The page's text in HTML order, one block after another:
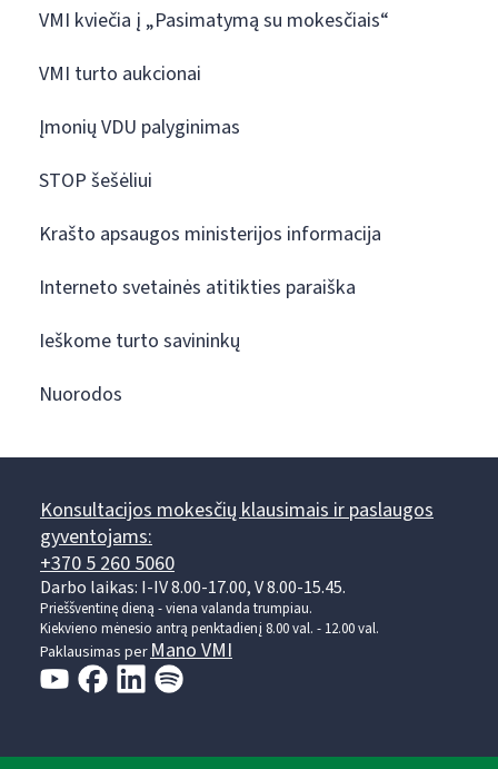
VMI kviečia į „Pasimatymą su mokesčiais“
VMI turto aukcionai
Įmonių VDU palyginimas
STOP šešėliui
Krašto apsaugos ministerijos informacija
Interneto svetainės atitikties paraiška
Ieškome turto savininkų
Nuorodos
Konsultacijos mokesčių klausimais ir paslaugos
gyventojams:
+370 5 260 5060
Darbo laikas: I-IV 8.00-17.00, V 8.00-15.45.
Prieššventinę dieną - viena valanda trumpiau.
Kiekvieno mėnesio antrą penktadienį 8.00 val. - 12.00 val.
Paklausimas per Mano VMI